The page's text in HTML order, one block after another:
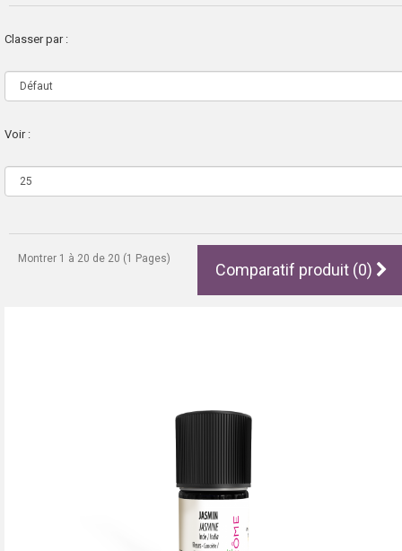
Classer par :
Voir :
Montrer 1 à 20 de 20 (1 Pages)
Comparatif produit (0)